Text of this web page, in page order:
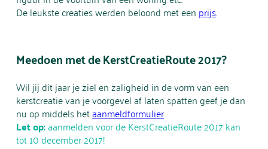
De leukste creaties werden beloond met een prijs.
Meedoen met de KerstCreatieRoute 2017?
Wil jij dit jaar je ziel en zaligheid in de vorm van een
kerstcreatie van je voorgevel af laten spatten geef je dan
nu op middels hetaanmeldformulier
Let op:aanmelden voor de KerstCreatieRoute 2017 kan
tot 10 december 2017!